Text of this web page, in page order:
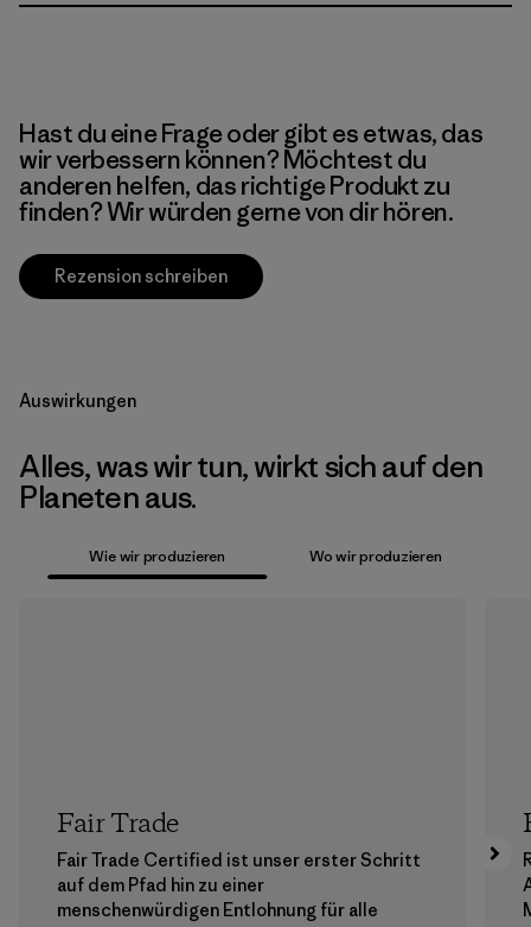
Hast du eine Frage oder gibt es etwas, das
wir verbessern können? Möchtest du
anderen helfen, das richtige Produkt zu
finden? Wir würden gerne von dir hören.
Rezension schreiben
Auswirkungen
Alles, was wir tun, wirkt sich auf den
Planeten aus.
Wie wir produzieren Wo wir produzieren
Fair Trade
Fair Trade Certified ist unser erster Schritt
auf dem Pfad hin zu einer
menschenwürdigen Entlohnung für alle